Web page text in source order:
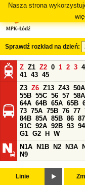
Nasza strona
Sprawdź rozkład na dzień:
Z Z1 Z2 0 1 2 3 4
41 43 45
Z3 Z6 Z13 Z43 50A
55B 55C 56 57 58A
64A 64B 65A 65B
73 75A 75B 76 77
84B 85A 85B 86
91C 92A 92B 93 94
G1 G2 H
W
N1A
N1B N2 N3A
N9
Linie